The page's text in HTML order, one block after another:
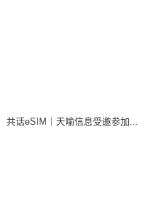
共话eSIM｜天喻信息受邀参加...